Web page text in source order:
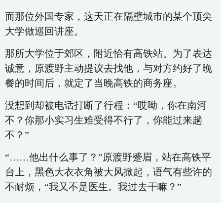
而那位外国专家，这天正在隔壁城市的某个顶尖
大学做巡回讲座。
那所大学位于郊区，附近恰有高铁站。为了表达
诚意，原渡野主动提议去找他，与对方约好了晚
餐的时间后，就定了当晚高铁的商务座。
没想到却被电话打断了行程：“哎呦，你在南河
不？你那小实习生难受得不行了，你能过来趟
不？”
“……他出什么事了？”原渡野蹙眉，站在高铁平
台上，黑色大衣衣角被大风掀起，语气有些许的
不耐烦，“我又不是医生。我过去干嘛？”